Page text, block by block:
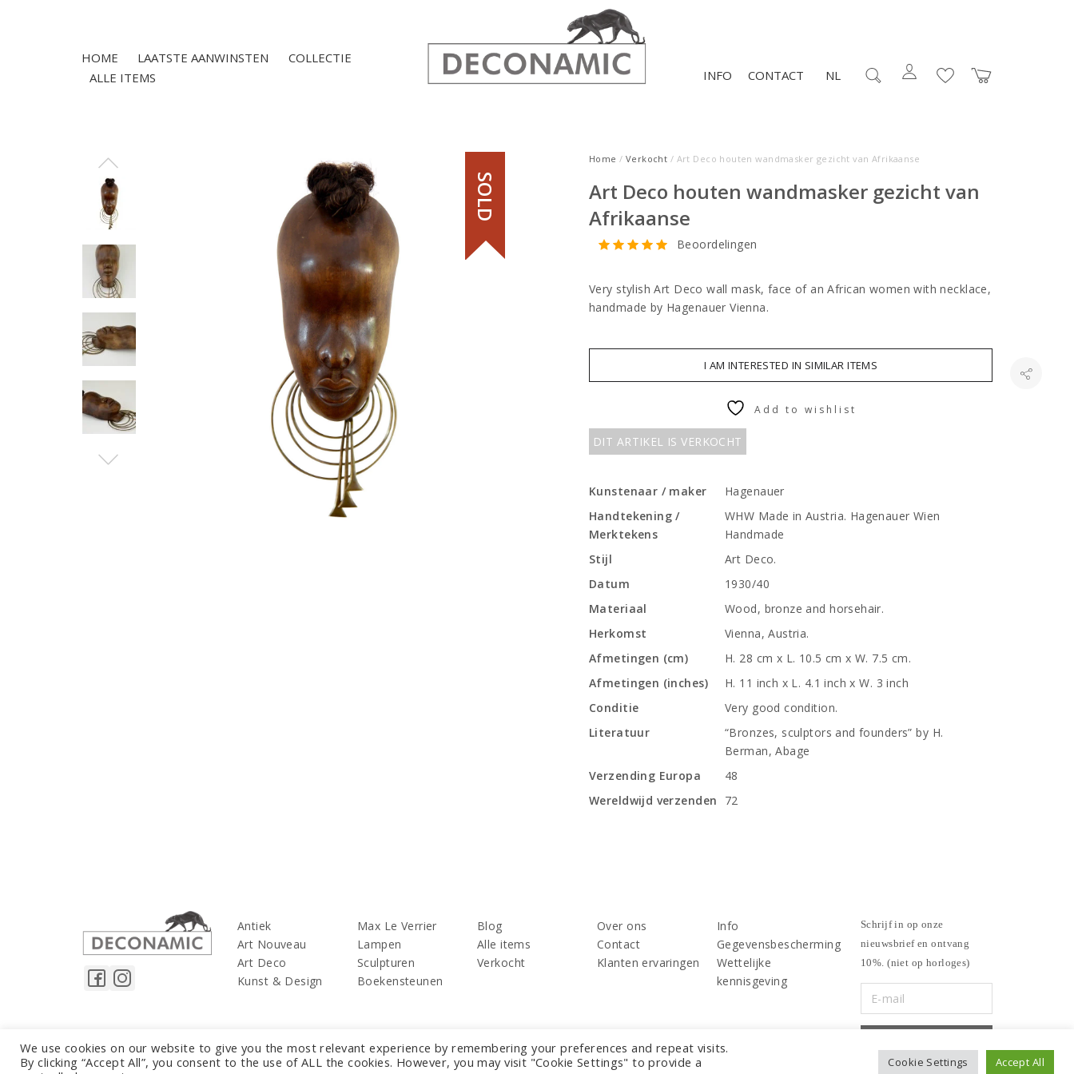
HOME LAATSTE AANWINSTEN
COLLECTIE
ALLE ITEMS
CONTACT
INFO NL
SOLD
Home / Verkocht / Art Deco houten wandmasker gezicht van Afrikaanse
Art Deco houten wandmasker gezicht van
Afrikaanse
Beoordelingen
Very stylish Art Deco wall mask, face of an African women with necklace,
handmade by Hagenauer Vienna.
I AM INTERESTED IN SIMILAR ITEMS
DIT ARTIKEL IS VERKOCHT
Add to wishlist
Kunstenaar / maker
Hagenauer
Handtekening /
Merktekens
WHW Made in Austria. Hagenauer Wien
Handmade
Stijl
Art Deco.
Datum
1930/40
Materiaal
Wood, bronze and horsehair.
Herkomst
Vienna, Austria.
Afmetingen (cm)
H. 28 cm x L. 10.5 cm x W. 7.5 cm.
Afmetingen (inches)
H. 11 inch x L. 4.1 inch x W. 3 inch
Conditie
Very good condition.
Literatuur
“Bronzes, sculptors and founders” by H.
Berman, Abage
Verzending Europa
48
Wereldwijd verzenden
72
Antiek
Art Nouveau
Art Deco
Kunst & Design
Max Le Verrier
Lampen
Sculpturen
Boekensteunen
Blog
Alle items
Verkocht
Over ons
Contact
Klanten ervaringen
Info
Gegevensbescherming
Wettelijke
kennisgeving
Schrijf in op onze
nieuwsbrief en ontvang
10%. (niet op horloges)
We use cookies on our website to give you the most relevant experience by remembering your preferences and repeat visits.
By clicking “Accept All”, you consent to the use of ALL the cookies. However, you may visit "Cookie Settings" to provide a
Cookie Settings Accept All